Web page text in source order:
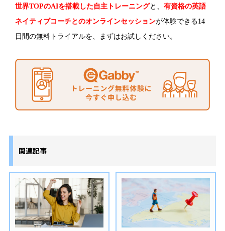
世界TOPのAIを搭載した自主トレーニングと、有資格の英語
ネイティブコーチとのオンラインセッションが体験できる14
日間の無料トライアルを、まずはお試しください。
関連記事